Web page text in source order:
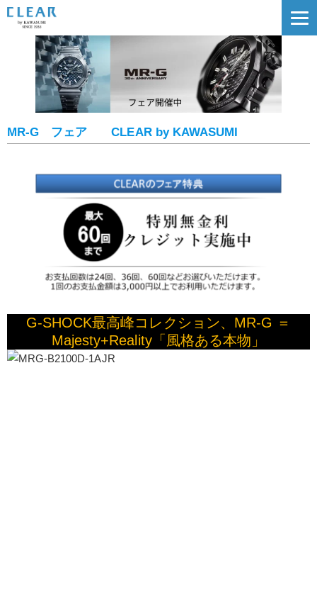
MR-G フェア CLEAR by KAWASUMI
G-SHOCK最高峰コレクション、MR-G ＝
Majesty+Reality「風格ある本物」